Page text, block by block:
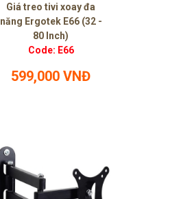
Giá treo tivi xoay đa
năng Ergotek E66 (32 -
80 Inch)
Code: E66
599,000 VNĐ